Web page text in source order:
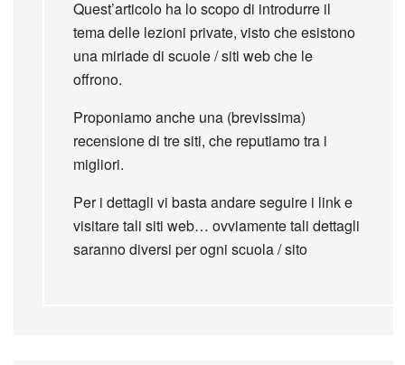
Quest’articolo ha lo scopo di introdurre il
tema delle lezioni private, visto che esistono
una miriade di scuole / siti web che le
offrono.
Proponiamo anche una (brevissima)
recensione di tre siti, che reputiamo tra i
migliori.
Per i dettagli vi basta andare seguire i link e
visitare tali siti web… ovviamente tali dettagli
saranno diversi per ogni scuola / sito